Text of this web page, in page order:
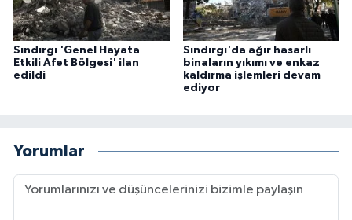
Sındırgı 'Genel Hayata
Etkili Afet Bölgesi' ilan
edildi
Sındırgı'da ağır hasarlı
binaların yıkımı ve enkaz
kaldırma işlemleri devam
ediyor
Yorumlar